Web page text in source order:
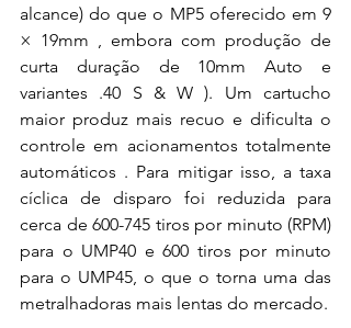
alcance) do que o MP5 oferecido em 9
× 19mm , embora com produção de
curta duração de 10mm Auto e
variantes .40 S & W ). Um cartucho
maior produz mais recuo e dificulta o
controle em acionamentos totalmente
automáticos . Para mitigar isso, a taxa
cíclica de disparo foi reduzida para
cerca de 600-745 tiros por minuto (RPM)
para o UMP40 e 600 tiros por minuto
para o UMP45, o que o torna uma das